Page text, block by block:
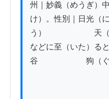
州｜妙義（めうぎ）
け）。性別｜日光（
う）　　　　　　天（
などに至（いた）る
谷　　　　　　狗（ぐ